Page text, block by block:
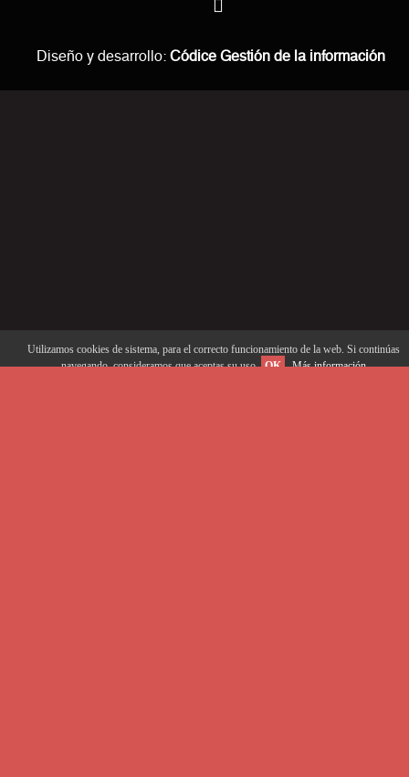
Diseño y desarrollo: Códice Gestión de la información
Utilizamos cookies de sistema, para el correcto funcionamiento de la web. Si continúas
navegando, consideramos que aceptas su uso. OK Más información